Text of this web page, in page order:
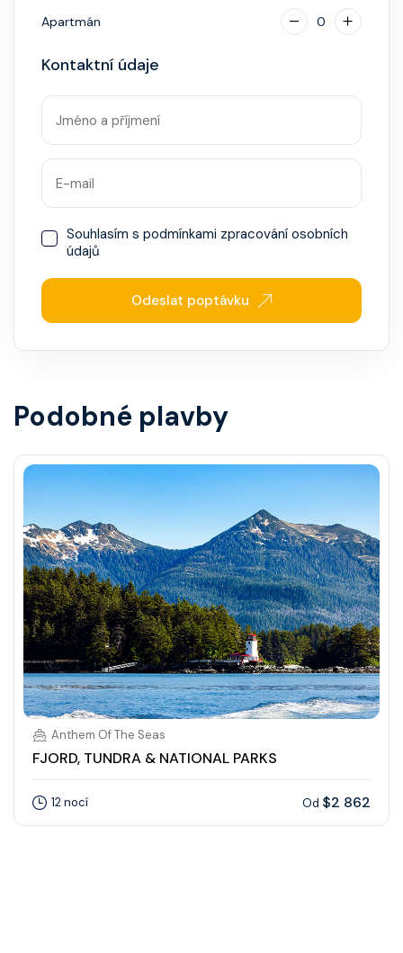
Apartmán 0
Kontaktní údaje
Souhlasím s podmínkami zpracování osobních
údajů
Odeslat poptávku
Podobné plavby
Anthem Of The Seas
FJORD, TUNDRA & NATIONAL PARKS
12 nocí Od $2 862